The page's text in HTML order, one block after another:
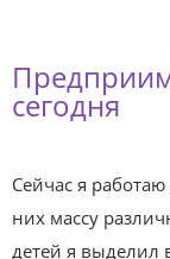
сегодня
Сейчас я
них массу
детей я выделил